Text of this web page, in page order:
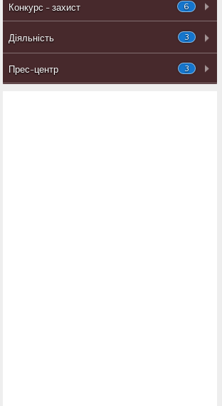
6
Конкурс - захист
3
Діяльність
3
Прес-центр